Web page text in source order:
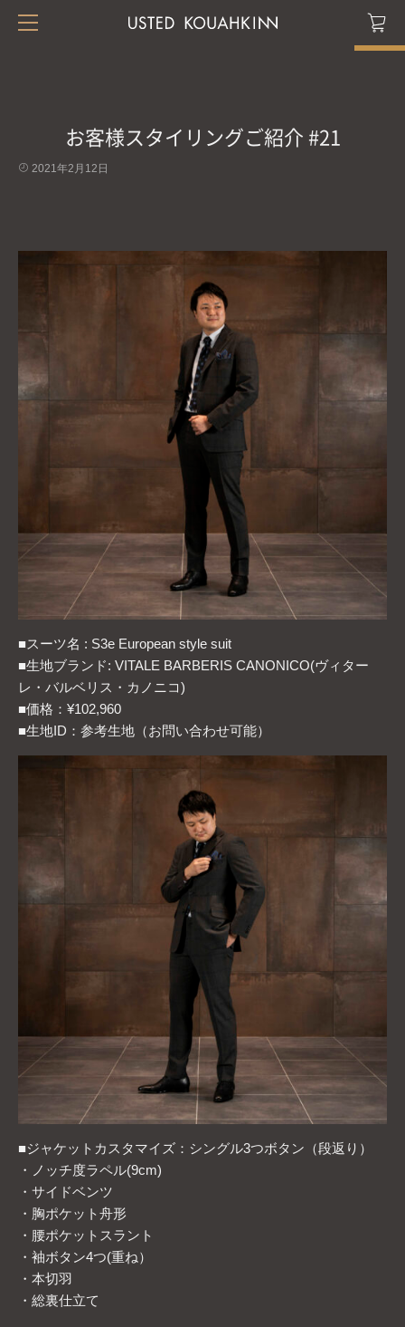
お客様スタイリングご紹介 #21
2021年2月12日
■スーツ名 : S3e European style suit
■生地ブランド: VITALE BARBERIS CANONICO(ヴィター
レ・バルベリス・カノニコ)
■価格：¥102,960
■生地ID：参考生地（お問い合わせ可能）
■ジャケットカスタマイズ：シングル3つボタン（段返り）
・ノッチ度ラペル(9cm)
・サイドベンツ
・胸ポケット舟形
・腰ポケットスラント
・袖ボタン4つ(重ね）
・本切羽
・総裏仕立て